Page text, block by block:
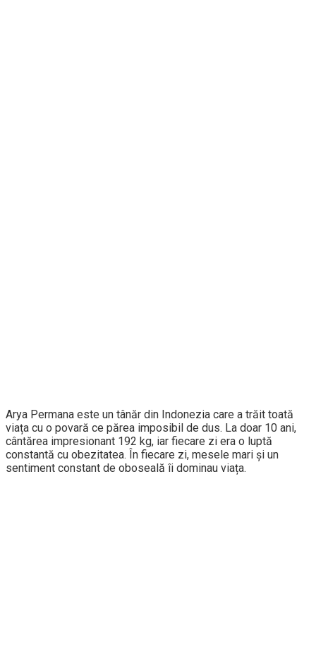
Arya Permana este un tânăr din Indonezia care a trăit toată
viața cu o povară ce părea imposibil de dus. La doar 10 ani,
cântărea impresionant 192 kg, iar fiecare zi era o luptă
constantă cu obezitatea. În fiecare zi, mesele mari și un
sentiment constant de oboseală îi dominau viața.